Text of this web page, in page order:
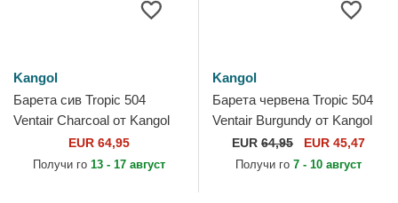
Kangol
Барета сив Tropic 504
Ventair Charcoal от Kangol
EUR 64,95
Получи го 13 - 17 август
Kangol
Барета червена Tropic 504
Ventair Burgundy от Kangol
EUR 64,95 EUR 45,47
Получи го 7 - 10 август